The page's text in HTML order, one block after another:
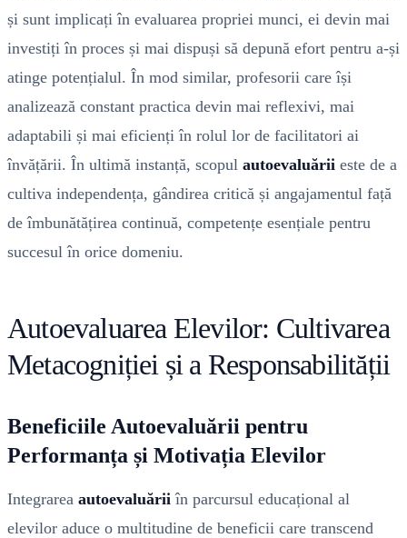
și sunt implicați în evaluarea propriei munci, ei devin mai
investiți în proces și mai dispuși să depună efort pentru a-și
atinge potențialul. În mod similar, profesorii care își
analizează constant practica devin mai reflexivi, mai
adaptabili și mai eficienți în rolul lor de facilitatori ai
învățării. În ultimă instanță, scopul autoevaluării este de a
cultiva independența, gândirea critică și angajamentul față
de îmbunătățirea continuă, competențe esențiale pentru
succesul în orice domeniu.
Autoevaluarea Elevilor: Cultivarea
Metacogniției și a Responsabilității
Beneficiile Autoevaluării pentru
Performanța și Motivația Elevilor
Integrarea autoevaluării în parcursul educațional al
elevilor aduce o multitudine de beneficii care transcend